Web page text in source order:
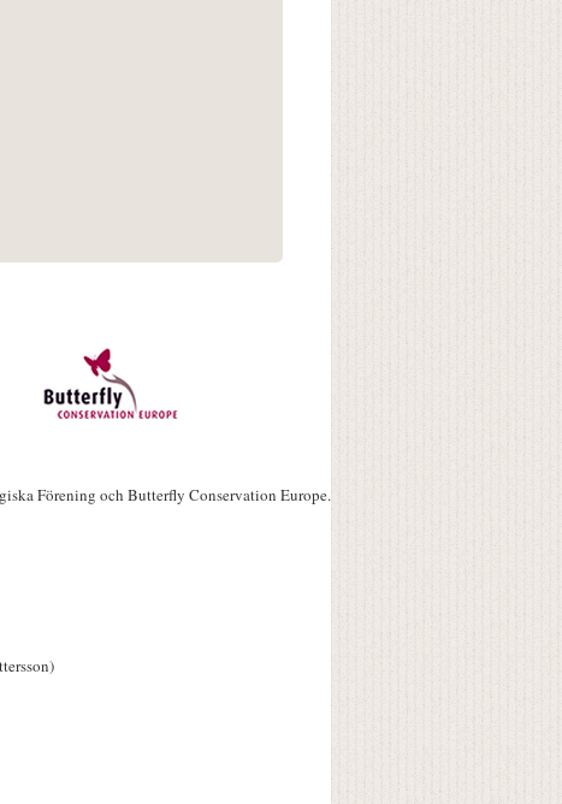
Förening och Butterfly Conservation Europe.